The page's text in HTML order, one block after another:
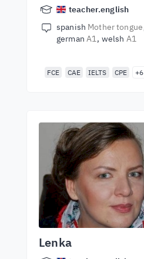
teacher.english
spanish Mother tongue
german A1 welsh A1
FCE CAE IELTS CPE +6
Lenka